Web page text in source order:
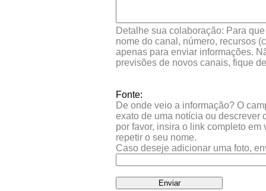
Detalhe sua colaboração: Para
nome do canal, número, recursos
apenas para enviar informações.
previsões de novos canais, fique
Fonte:
De onde veio a informação? O
exato de uma notícia ou descrever
por favor, insira o link completo
repetir o seu nome.
Caso deseje adicionar uma foto,